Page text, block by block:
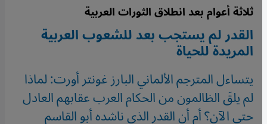
ثلاثة أعوام بعد انطلاق الثورات العربية
القدر لم يستجب بعد للشعوب العربية
المريدة للحياة
يتساءل المترجم الألماني البارز غونتر أورت: لماذا
لم يلقَ الظالمون من الحكام العرب عقابهم العادل
حتى الآن؟ أم أن القدر الذي ناشده أبو القاسم